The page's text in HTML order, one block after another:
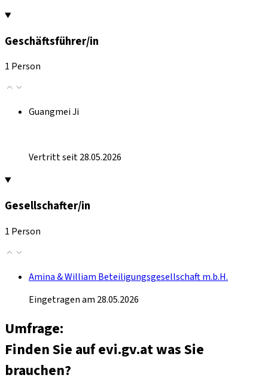
Geschäftsführer/in
1 Person
Guangmei Ji
Vertritt seit 28.05.2026
Gesellschafter/in
1 Person
Amina & William Beteiligungsgesellschaft m.b.H.
Eingetragen am 28.05.2026
Umfrage:
Finden Sie auf evi.gv.at was Sie
brauchen?